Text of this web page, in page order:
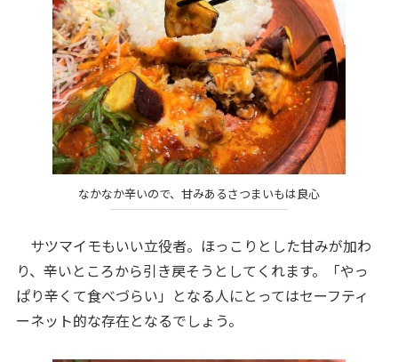
なかなか辛いので、甘みあるさつまいもは良心
サツマイモもいい立役者。ほっこりとした甘みが加わ
り、辛いところから引き戻そうとしてくれます。「やっ
ぱり辛くて食べづらい」となる人にとってはセーフティ
ーネット的な存在となるでしょう。